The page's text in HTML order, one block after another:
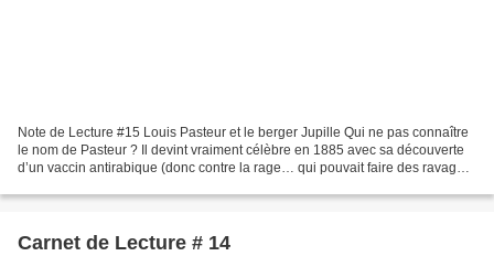
Note de Lecture #15 Louis Pasteur et le berger Jupille Qui ne pas connaître
le nom de Pasteur ? Il devint vraiment célèbre en 1885 avec sa découverte
d’un vaccin antirabique (donc contre la rage… qui pouvait faire des ravages
Carnet de Lecture # 14